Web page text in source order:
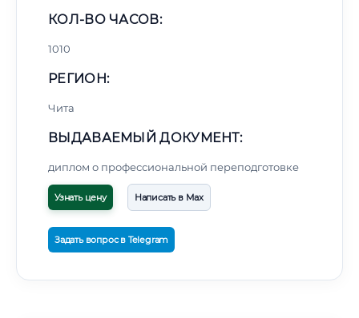
КОЛ-ВО ЧАСОВ:
1010
РЕГИОН:
Чита
ВЫДАВАЕМЫЙ ДОКУМЕНТ:
диплом о профессиональной переподготовке
Узнать цену Написать в Max
Задать вопрос в Telegram